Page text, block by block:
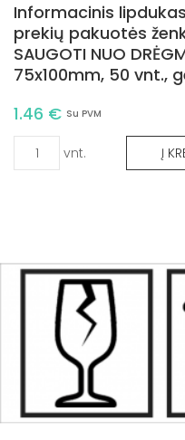
Informacinis
prekių pakuotės
SAUGOTI NUO
75x100mm, 50 vnt.,
1.46 € Su PVM
vnt. Į